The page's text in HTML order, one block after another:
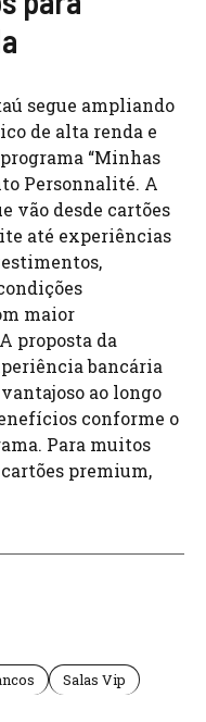
segue ampliando
de alta renda e
“Minhas
Personnalité. A
vão desde cartões
até experiências
maior
proposta da
bancária
ao longo
conforme o
Para muitos
premium,
Salas Vip